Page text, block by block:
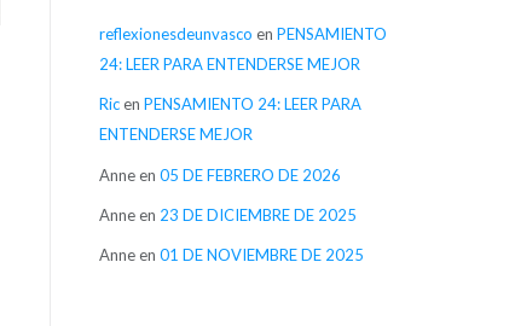
reflexionesdeunvasco en PENSAMIENTO
24: LEER PARA ENTENDERSE MEJOR
Ricen PENSAMIENTO 24: LEER PARA
ENTENDERSE MEJOR
Anneen 05 DE FEBRERO DE 2026
Anneen 23 DE DICIEMBRE DE 2025
Anneen 01 DE NOVIEMBRE DE 2025